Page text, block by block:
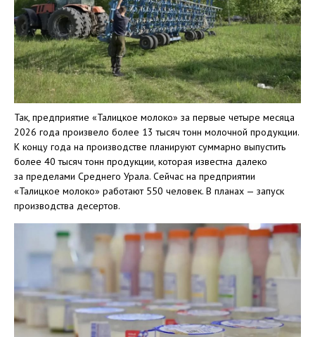
Так, предприятие «Талицкое молоко» за первые четыре месяца
2026 года произвело более 13 тысяч тонн молочной продукции.
К концу года на производстве планируют суммарно выпустить
более 40 тысяч тонн продукции, которая известна далеко
за пределами Среднего Урала. Сейчас на предприятии
«Талицкое молоко» работают 550 человек. В планах — запуск
производства десертов.